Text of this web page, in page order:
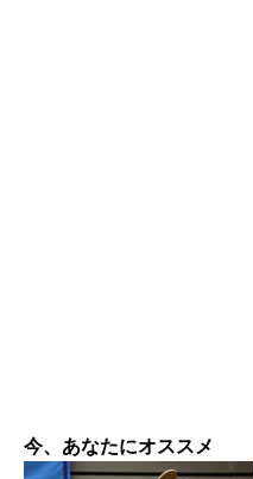
今、あなたにオススメ